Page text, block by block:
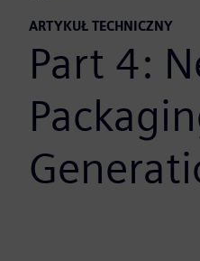
ARTYKUŁ TECHNICZNY
Part 4: